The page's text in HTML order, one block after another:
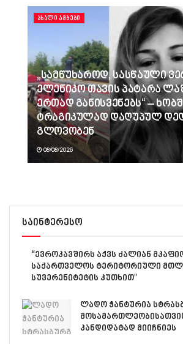
ᲐᲮᲐᲚᲘ ᲐᲛᲑᲔᲑᲘ
„სამწუხაროდ, სასწაული
ელენიკო თავის პატარა
ერთად განისვენებს“ –
ტრაგიკულად დაღუპულ
გლოვობენ
08/08/2026
საინტერესო
“ევროკავშირს აქვს ძალიან
საქართველოს ტერიტორიული
სუვერენიტეტის კუთხით”
ლადო ჭანტურია
კანდიდატად მიიჩნიეს